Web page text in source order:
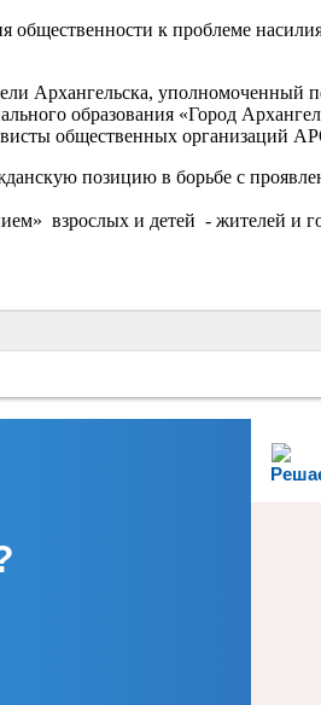
общественности к проблеме
Архангельска, уполномоченный
образования «Город
общественных организаций
позицию в борьбе с
взрослых и детей - жителей и